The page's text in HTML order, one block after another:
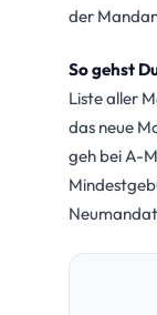
der
So gehst
Liste aller
das neue
geh bei A-